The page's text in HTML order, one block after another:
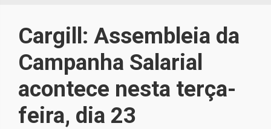
Cargill: Assembleia da
Campanha Salarial
acontece nesta terça-
feira, dia 23